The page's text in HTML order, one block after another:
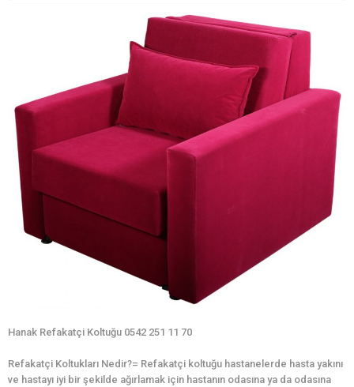
Hanak Refakatçi Koltuğu 0542 251 11 70
Refakatçi Koltukları Nedir?= Refakatçi koltuğu hastanelerde hasta yakını
ve hastayı iyi bir şekilde ağırlamak için hastanın odasına ya da odasına